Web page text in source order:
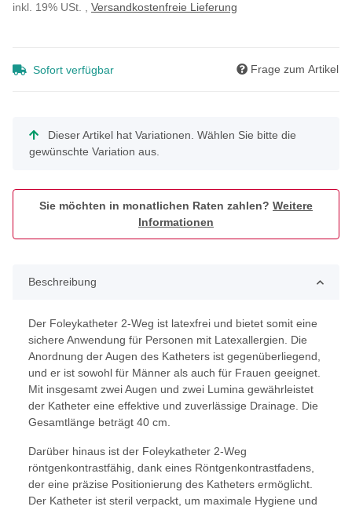
inkl. 19% USt. , Versandkostenfreie Lieferung
Sofort verfügbar Frage zum Artikel
x
Dieser Artikel hat Variationen. Wählen Sie bitte die
gewünschte Variation aus.
Sie möchten in monatlichen Raten zahlen? Weitere
Informationen
Beschreibung
Der Foleykatheter 2-Weg ist latexfrei und bietet somit eine
sichere Anwendung für Personen mit Latexallergien. Die
Anordnung der Augen des Katheters ist gegenüberliegend,
und er ist sowohl für Männer als auch für Frauen geeignet.
Mit insgesamt zwei Augen und zwei Lumina gewährleistet
der Katheter eine effektive und zuverlässige Drainage. Die
Gesamtlänge beträgt 40 cm.
Darüber hinaus ist der Foleykatheter 2-Weg
röntgenkontrastfähig, dank eines Röntgenkontrastfadens,
der eine präzise Positionierung des Katheters ermöglicht.
Der Katheter ist steril verpackt, um maximale Hygiene und